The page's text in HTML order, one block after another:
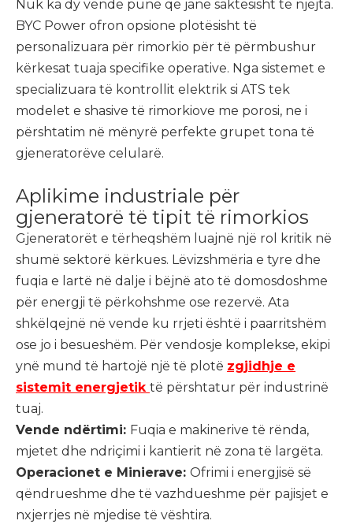
Nuk ka dy vende pune që janë saktësisht të njëjta.
BYC Power ofron opsione plotësisht të
personalizuara për rimorkio për të përmbushur
kërkesat tuaja specifike operative. Nga sistemet e
specializuara të kontrollit elektrik si ATS tek
modelet e shasive të rimorkiove me porosi, ne i
përshtatim në mënyrë perfekte grupet tona të
gjeneratorëve celularë.
Aplikime industriale për
gjeneratorë të tipit të rimorkios
Gjeneratorët e tërheqshëm luajnë një rol kritik në
shumë sektorë kërkues. Lëvizshmëria e tyre dhe
fuqia e lartë në dalje i bëjnë ato të domosdoshme
për energji të përkohshme ose rezervë. Ata
shkëlqejnë në vende ku rrjeti është i paarritshëm
ose jo i besueshëm. Për vendosje komplekse, ekipi
ynë mund të hartojë një të plotë zgjidhje e
sistemit energjetik të përshtatur për industrinë
tuaj.
Vende ndërtimi: Fuqia e makinerive të rënda,
mjetet dhe ndriçimi i kantierit në zona të largëta.
Operacionet e Minierave: Ofrimi i energjisë së
qëndrueshme dhe të vazhdueshme për pajisjet e
nxjerrjes në mjedise të vështira.